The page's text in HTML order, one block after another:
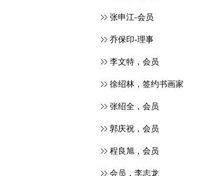
张申江-会员
乔保印-理事
李文特，会员
徐绍林，签约书画家
张绍全，会员
郭庆祝，会员
程良旭，会员
会员，​李志龙